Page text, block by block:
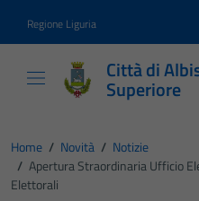
Regione Liguria
Città di
Superiore
Home / Novità / Notizie
/ Apertura Straordinaria Ufficio
Elettorali